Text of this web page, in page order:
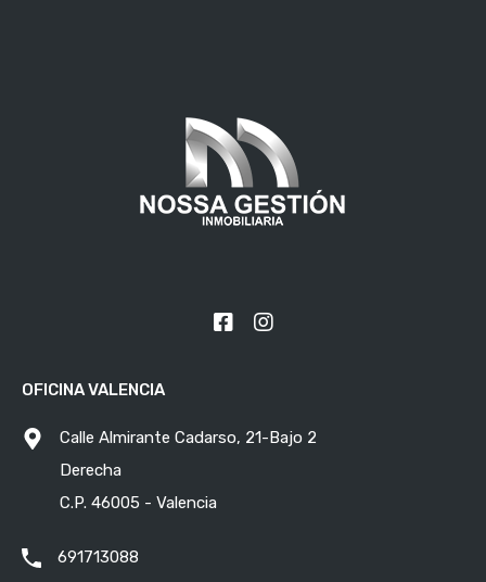
OFICINA VALENCIA
Calle Almirante Cadarso, 21-Bajo 2
Derecha
C.P. 46005 - Valencia
691713088